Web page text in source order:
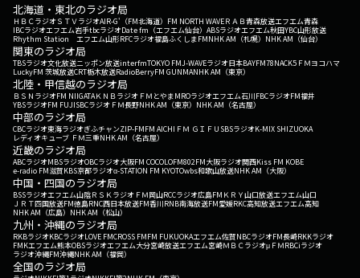
北海道・東北のラジオ局
ＨＢＣラジオＳＴＶラジオAIR-G'（FM北海道） FM NORTH WAVEＲＡＢ青森放送エフエム青森
IBCラジオエフエム岩手tbcラジオDate fm（エフエム仙台） ABSラジオエフエム秋田YBC山形放送
Rhythm Station エフエム山形RFCラジオ福島ふくしまFMNHK AM（札幌） NHK AM（仙台）
関東のラジオ局
TBSラジオ文化放送ニッポン放送interfmTOKYO FMJ-WAVEラジオ日本BAYFM78NACK5 ＦＭヨコハマ
LuckyFM 茨城放送CRT栃木放送RadioBerryFM GUNMANHK AM（東京）
北陸・甲信越のラジオ局
ＢＳＮラジオFM NIIGATAＫＮＢラジオ ＦＭとやまMROラジオエフエム石川FBCラジオFM福井
YBSラジオFM FUJISBCラジオ ＦＭ長野NHK AM（東京） NHK AM（名古屋）
中部のラジオ局
CBCラジオ東海ラジオぎふチャンZIP-FMFM AICHI ＦＭ ＧＩＦＵ SBSラジオK-MIX SHIZUOKA
レディオキューブ ＦＭ三重NHK AM（名古屋）
近畿のラジオ局
ABCラジオMBSラジオOBCラジオ大阪FM COCOLOFM802FM大阪ラジオ関西Kiss FM KOBE
e-radio FM滋賀KBS京都ラジオα-STATION FM KYOTOwbs和歌山放送NHK AM（大阪）
中国・四国のラジオ局
BSSラジオエフエム山陰ＲＳＫラジオ ＦＭ岡山RCCラジオ広島FM ＫＲＹ山口放送エフエム山口
ＪＲＴ四国放送FM徳島RNC西日本放送FM香川RNB南海放送FM愛媛RKC高知放送エフエム高知
NHK AM（広島） NHK AM（松山）
九州・沖縄のラジオ局
RKBラジオKBCラジオLOVE FMCROSS FMFM FUKUOKAエフエム佐賀NBCラジオFM長崎RKKラジオ
FMKエフエム熊本OBSラジオエフエム大分宮崎放送エフエム宮崎ＭＢＣラジオμＦＭRBCiラジオ
ラジオ沖縄FM沖縄NHK AM（福岡）
全国のラジオ局